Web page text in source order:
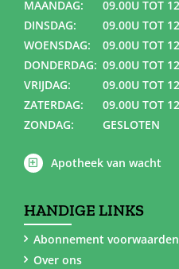
MAANDAG:
09.00U TOT
DINSDAG:
09.00U TOT
WOENSDAG:
09.00U TOT
DONDERDAG: 09.00U TOT
VRIJDAG:
09.00U TOT
ZATERDAG:
09.00U TOT
ZONDAG:
GESLOTEN
Apotheek van wacht
HANDIGE LINKS
Abonnement voorwaarden
Over ons